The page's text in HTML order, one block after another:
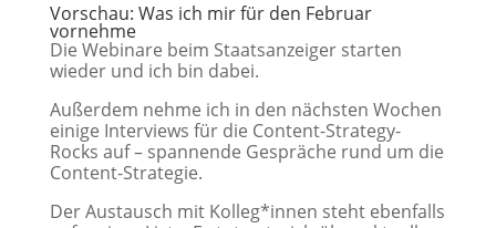
Vorschau: Was ich mir für den Februar
vornehme
Die Webinare beim Staatsanzeiger starten
wieder und ich bin dabei.
Außerdem nehme ich in den nächsten Wochen
einige Interviews für die Content-Strategy-
Rocks auf – spannende Gespräche rund um die
Content-Strategie.
Der Austausch mit Kolleg*innen steht ebenfalls